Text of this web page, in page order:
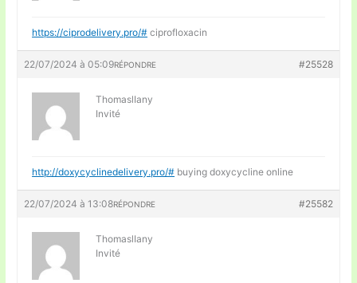
https://ciprodelivery.pro/# ciprofloxacin
22/07/2024 à 05:09 #25528
RÉPONDRE
ThomaslIany
Invité
http://doxycyclinedelivery.pro/# buying doxycycline online
22/07/2024 à 13:08 #25582
RÉPONDRE
ThomaslIany
Invité